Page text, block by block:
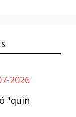
2026
"quin